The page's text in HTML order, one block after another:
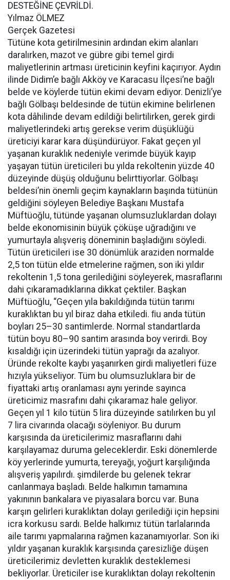
DESTEĞİNE ÇEVRİLDİ.
Yılmaz ÖLMEZ
Gerçek Gazetesi
Tütüne kota getirilmesinin ardından ekim alanları
daralırken, mazot ve gübre gibi temel girdi
maliyetlerinin artması üreticinin keyfini kaçırıyor. Aydın
ilinde Didim’e bağlı Akköy ve Karacasu İlçesi’ne bağlı
belde ve köylerde tütün ekimi devam ediyor. Denizli’ye
bağlı Gölbaşı beldesinde de tütün ekimine belirlenen
kota dâhilinde devam edildiği belirtilirken, gerek girdi
maliyetlerindeki artış gerekse verim düşüklüğü
üreticiyi karar kara düşündürüyor. Fakat geçen yıl
yaşanan kuraklık nedeniyle verimde büyük kayıp
yaşayan tütün üreticileri bu yılda rekoltenin yüzde 40
düzeyinde düşüş olduğunu belirttiyorlar. Gölbaşı
beldesi’nin önemli geçim kaynakların başında tütünün
geldiğini söyleyen Belediye Başkanı Mustafa
Müftüoğlu, tütünde yaşanan olumsuzluklardan dolayı
belde ekonomisinin büyük çöküşe uğradığını ve
yumurtayla alışveriş döneminin başladığını söyledi.
Tütün üreticileri ise 30 dönümlük araziden normalde
2,5 ton tütün elde etmelerine rağmen, son iki yıldır
rekoltenin 1,5 tona gerilediğini söyleyerek, masraflarını
dahi çıkaramadıklarına dikkat çektiler. Başkan
Müftüoğlu, “Geçen yıla bakıldığında tütün tarımı
kuraklıktan bu yıl biraz daha etkiledi. ﬁu anda tütün
boyları 25–30 santimlerde. Normal standartlarda
tütün boyu 80–90 santim arasında boy verirdi. Boy
kısaldığı için üzerindeki tütün yaprağı da azalıyor.
Üründe rekolte kaybı yaşanırken girdi maliyetleri füze
hızıyla yükseliyor. Tüm bu olumsuzluklara bir de
fiyattaki artış oranlaması aynı yerinde sayınca
üreticimiz masrafını dahi çıkaramaz hale geliyor.
Geçen yıl 1 kilo tütün 5 lira düzeyinde satılırken bu yıl
7 lira civarında olacağı söyleniyor. Bu durum
karşısında da üreticilerimiz masraflarını dahi
karşılayamaz duruma geleceklerdir. Eski dönemlerde
köy yerlerinde yumurta, tereyağı, yoğurt karşılığında
alışveriş yapılırdı. şimdilerde bu gelenek tekrar
canlanmaya başladı. Belde halkımın tamamına
yakınının bankalara ve piyasalara borcu var. Buna
karşın gelirleri kuraklıktan dolayı gerilediği için hepsini
icra korkusu sardı. Belde halkımız tütün tarlalarında
aile tarımı yapmalarına rağmen kazanamıyorlar. Son iki
yıldır yaşanan kuraklık karşısında çaresizliğe düşen
üreticilerimiz devletten kuraklık desteklemesi
bekliyorlar. Üreticiler ise kuraklıktan dolayı rekoltenin